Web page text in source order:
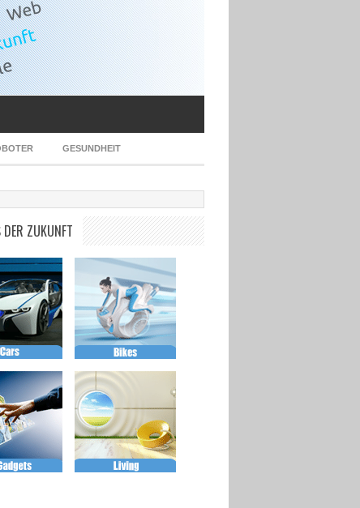
GESUNDHEIT
DER ZUKUNFT